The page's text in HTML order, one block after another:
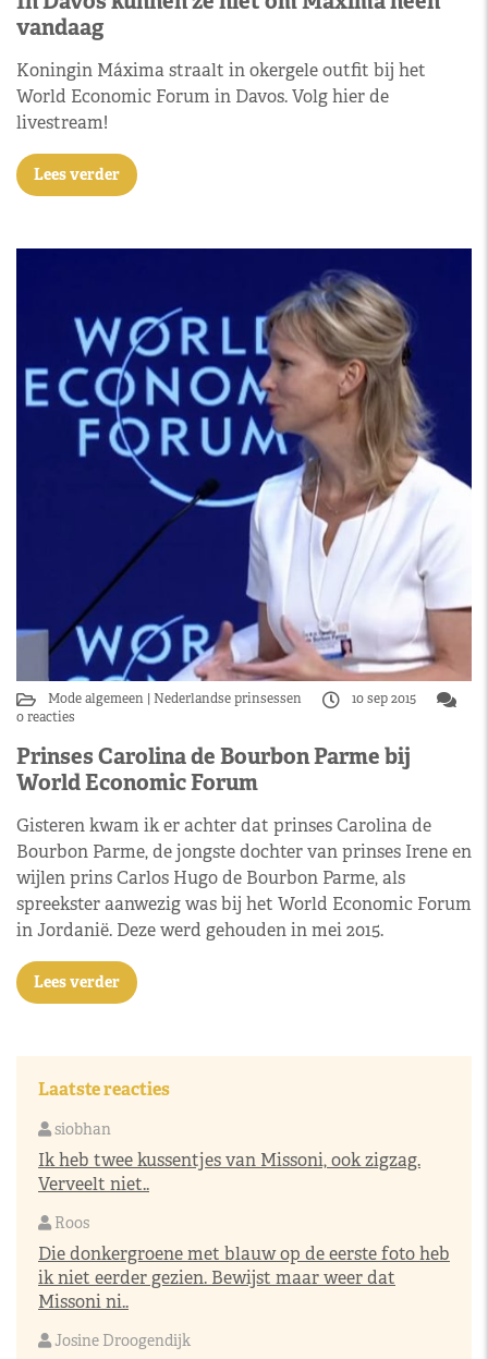
vandaag
Koningin Máxima straalt in okergele outfit bij het
World Economic Forum in Davos. Volg hier de
livestream!
Lees verder
Mode algemeen Nederlandse prinsessen
10 sep 2015
0 reacties
Prinses Carolina de Bourbon Parme bij
World Economic Forum
Gisteren kwam ik er achter dat prinses Carolina de
Bourbon Parme, de jongste dochter van prinses Irene en
wijlen prins Carlos Hugo de Bourbon Parme, als
spreekster aanwezig was bij het World Economic Forum
in Jordanië. Deze werd gehouden in mei 2015.
Lees verder
Laatste reacties
siobhan
Ik heb twee kussentjes van Missoni, ook zigzag.
Verveelt niet..
Roos
Die donkergroene met blauw op de eerste foto heb
ik niet eerder gezien. Bewijst maar weer dat
Missoni ni..
Josine Droogendijk